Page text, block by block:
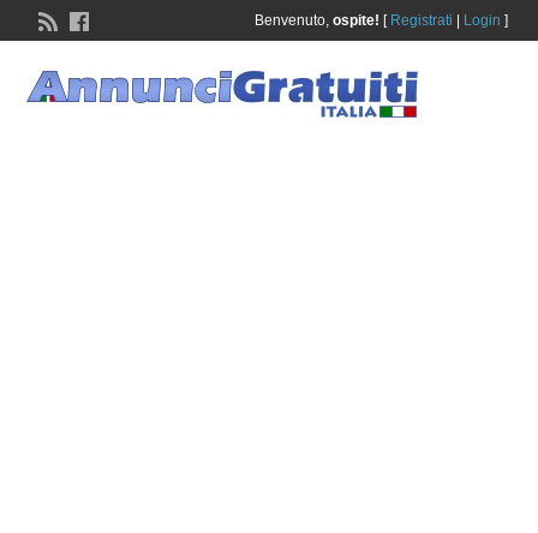
Benvenuto, ospite! [ Registrati Login ]